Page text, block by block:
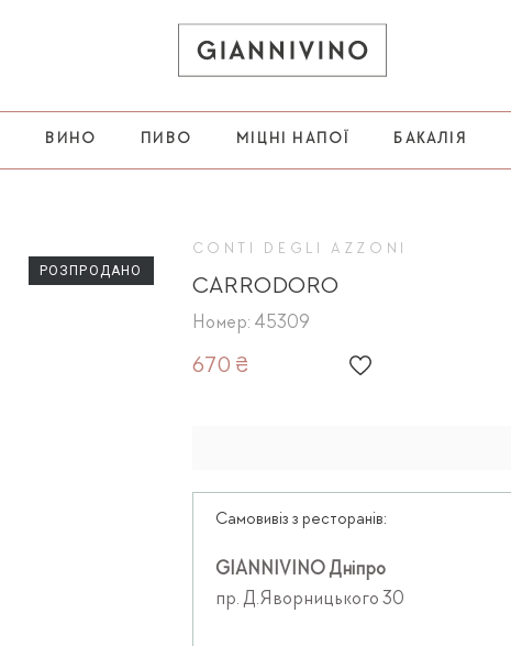
ВИНО ПИВО МІЦНІ НАПОЇ БАКАЛІЯ
РОЗПРОДАНО
CONTI DEGLI AZZONI
CARRODORO
Номер: 45309
670 ₴
Самовивіз з ресторанів:
GIANNIVINO Дніпро
пр. Д.Яворницького 30